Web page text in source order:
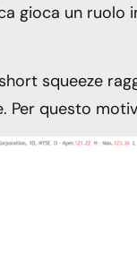
gioca un
squeeze
Per questo